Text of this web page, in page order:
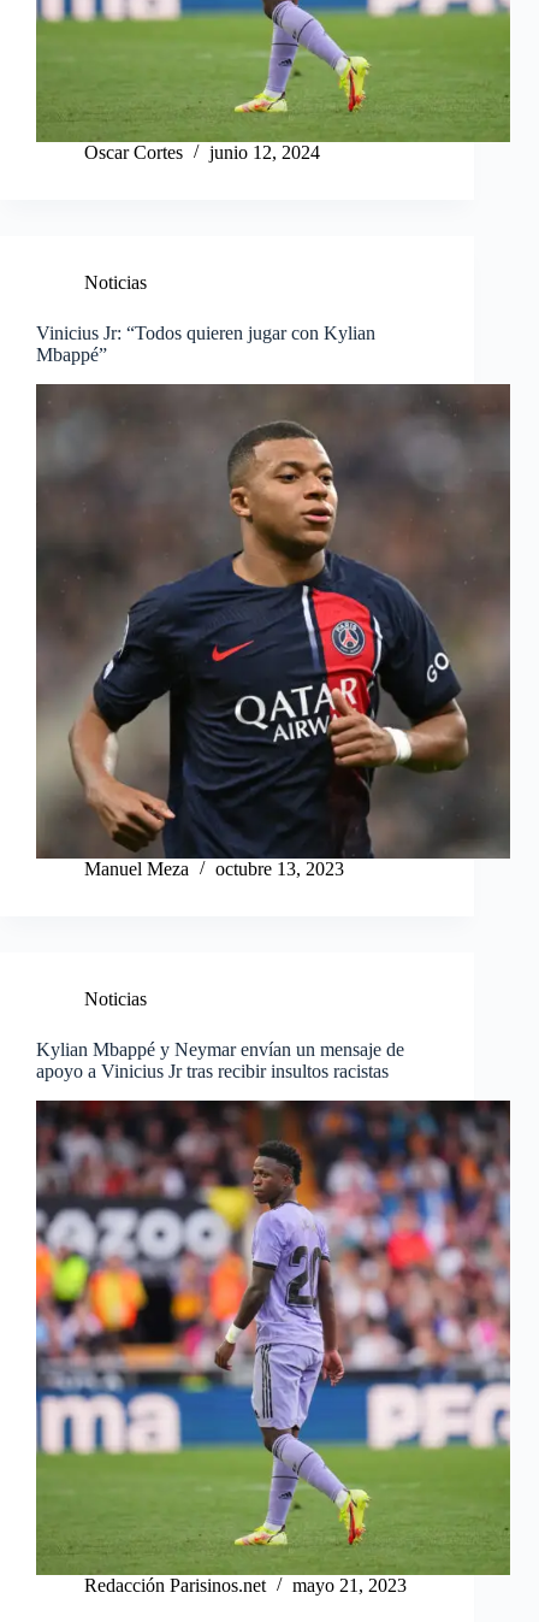
Oscar Cortes junio 12, 2024
Noticias
Vinicius Jr: “Todos quieren jugar con Kylian
Mbappé”
Manuel Meza octubre 13, 2023
Noticias
Kylian Mbappé y Neymar envían un mensaje de
apoyo a Vinicius Jr tras recibir insultos racistas
Redacción Parisinos.net mayo 21, 2023